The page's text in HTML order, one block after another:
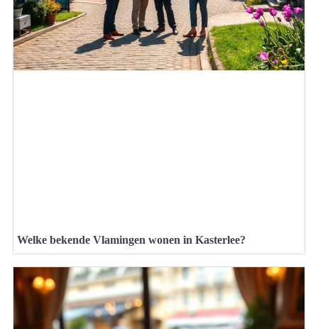
Welke bekende Vlamingen wonen in Kasterlee?